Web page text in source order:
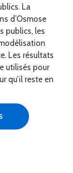
La
d’Osmose
publics, les
Les résultats
utilisés pour
qu’il reste en